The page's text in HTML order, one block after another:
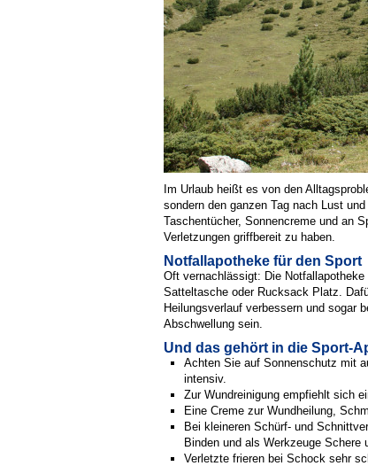
Im Urlaub heißt es von den
sondern den ganzen Tag nach Lust
Taschentücher, Sonnencreme und an
Verletzungen griffbereit zu haben.
Notfallapotheke für den Sport
Oft vernachlässigt: Die
Satteltasche oder Rucksack Platz.
Heilungsverlauf verbessern und sogar
Abschwellung sein.
Und das gehört in die Sport-
Achten Sie auf Sonnenschutz mit
intensiv.
Zur Wundreinigung empfiehlt sich
Eine Creme zur Wundheilung,
Bei kleineren Schürf- und
Binden und als Werkzeuge Schere
Verletzte frieren bei Schock sehr